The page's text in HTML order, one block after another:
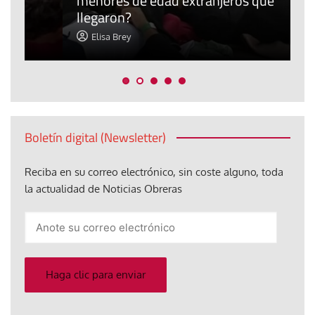
llegaron?
Elisa Brey
Boletín digital (Newsletter)
Reciba en su correo electrónico, sin coste alguno, toda
la actualidad de Noticias Obreras
electrónico
Haga clic para enviar